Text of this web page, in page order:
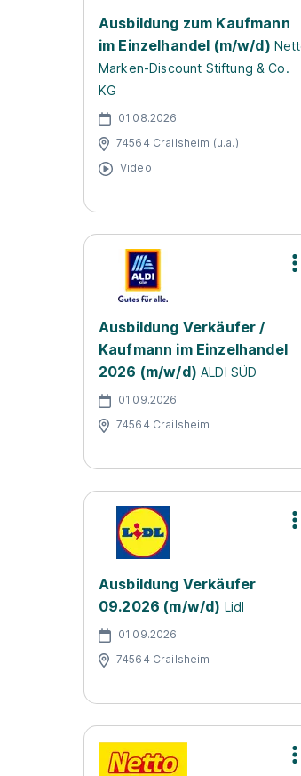
Ausbildung zum Kaufmann
im Einzelhandel (m/w/d)
Marken-Discount Stiftung & Co.
KG
01.08.2026
74564 Crailsheim (u.a.)
Video
Ausbildung Verkäufer /
Kaufmann im Einzelhandel
2026 (m/w/d) ALDI SÜD
01.09.2026
74564 Crailsheim
Ausbildung Verkäufer
09.2026 (m/w/d) Lidl
01.09.2026
74564 Crailsheim